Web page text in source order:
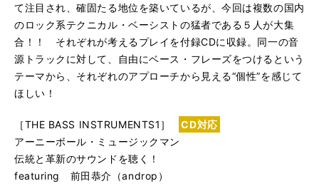
て注目され、確固たる地位を築いているが、今回は複数の国内
のロック系テクニカル・ベーシストの猛者である５人が大集
合！！ それぞれが考えるプレイを付録CDに収録。同一の音
源トラックに対して、自由にベース・フレーズをつけるという
テーマから、それぞれのアプローチから見える“個性”を感じて
ほしい！
［THE BASS INSTRUMENTS1］
CD対応
アーニーボール・ミュージックマン
伝統と革新のサウンドを聴く！
featuring 前田恭介（androp）